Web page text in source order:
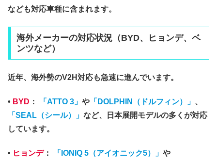
なども対応車種に含まれます。
海外メーカーの対応状況（BYD、ヒョンデ、ベ
ンツなど）
近年、海外勢のV2H対応も急速に進んでいます。
• BYD ： 「ATTO 3」 や 「DOLPHIN（ドルフィン）」 、
「SEAL（シール）」 など、日本展開モデルの多くが対応
しています。
• ヒョンデ： 「IONIQ 5（アイオニック5）」 や